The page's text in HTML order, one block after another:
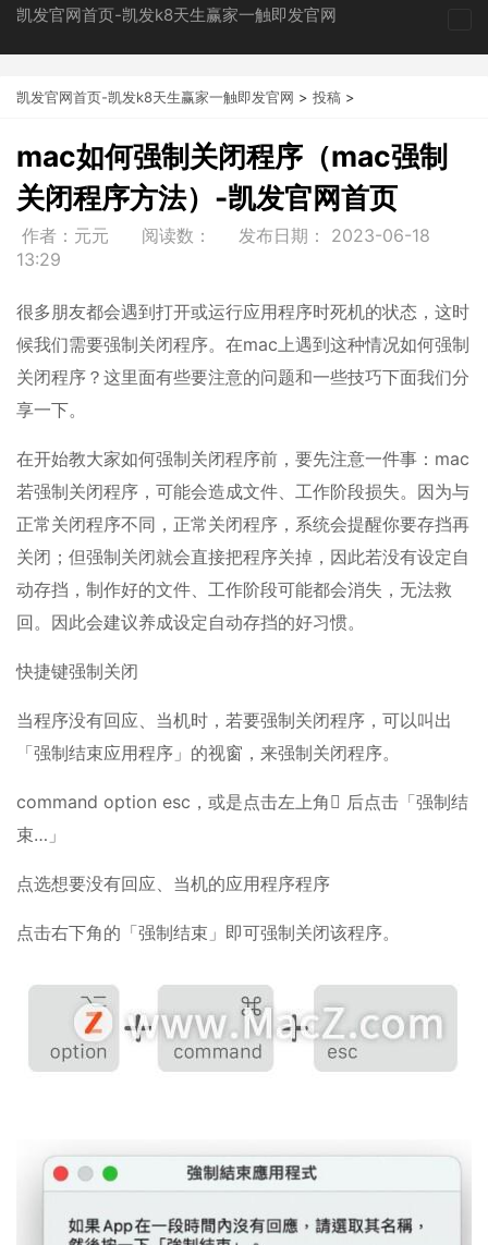
凯发官网首页-凯发k8天生赢家一触即发官网
凯发官网首页-凯发k8天生赢家一触即发官网 > 投稿 >
mac如何强制关闭程序（mac强制
关闭程序方法）-凯发官网首页
作者：元元 阅读数： 发布日期： 2023-06-18
13:29
很多朋友都会遇到打开或运行应用程序时死机的状态，这时
候我们需要强制关闭程序。在mac上遇到这种情况如何强制
关闭程序？这里面有些要注意的问题和一些技巧下面我们分
享一下。
在开始教大家如何强制关闭程序前，要先注意一件事：mac
若强制关闭程序，可能会造成文件、工作阶段损失。因为与
正常关闭程序不同，正常关闭程序，系统会提醒你要存挡再
关闭；但强制关闭就会直接把程序关掉，因此若没有设定自
动存挡，制作好的文件、工作阶段可能都会消失，无法救
回。因此会建议养成设定自动存挡的好习惯。
快捷键强制关闭
当程序没有回应、当机时，若要强制关闭程序，可以叫出
「强制结束应用程序」的视窗，来强制关闭程序。
command option esc，或是点击左上角 后点击「强制结
束…」
点选想要没有回应、当机的应用程序程序
点击右下角的「强制结束」即可强制关闭该程序。